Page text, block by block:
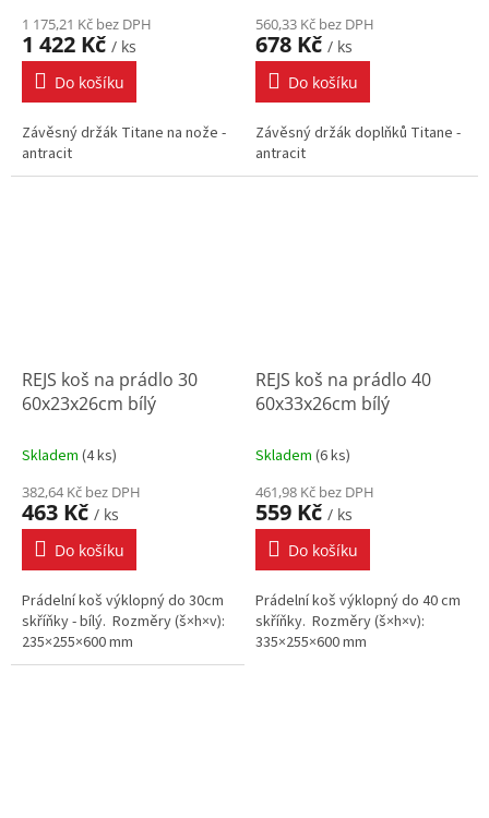
1 175,21 Kč bez DPH
1 422 Kč / ks
Do košíku
Závěsný držák Titane na nože -
antracit
560,33 Kč bez DPH
678 Kč / ks
Do košíku
Závěsný držák doplňků Titane -
antracit
REJS koš na prádlo 30
60x23x26cm bílý
Skladem (4 ks)
382,64 Kč bez DPH
463 Kč / ks
Do košíku
Prádelní koš výklopný do 30cm
skříňky - bílý. Rozměry (š×h×v):
235×255×600 mm
REJS koš na prádlo 40
60x33x26cm bílý
Skladem (6 ks)
461,98 Kč bez DPH
559 Kč / ks
Do košíku
Prádelní koš výklopný do 40 cm
skříňky. Rozměry (š×h×v):
335×255×600 mm